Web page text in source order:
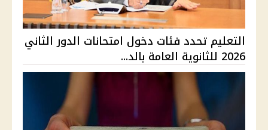
التعليم تحدد فئات دخول امتحانات الدور الثاني
2026 للثانوية العامة بالد...